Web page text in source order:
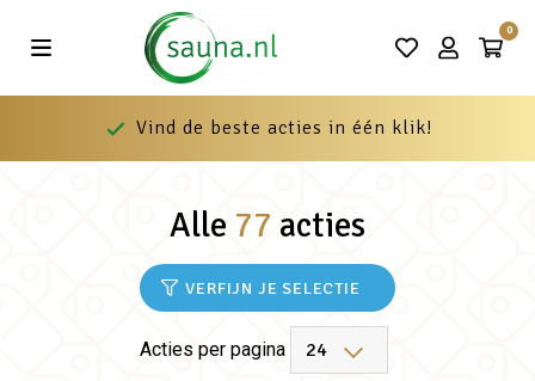
0
Vind de beste acties in één klik!
VERFIJN JE SELECTIE
Acties per pagina
Alle 77 acties